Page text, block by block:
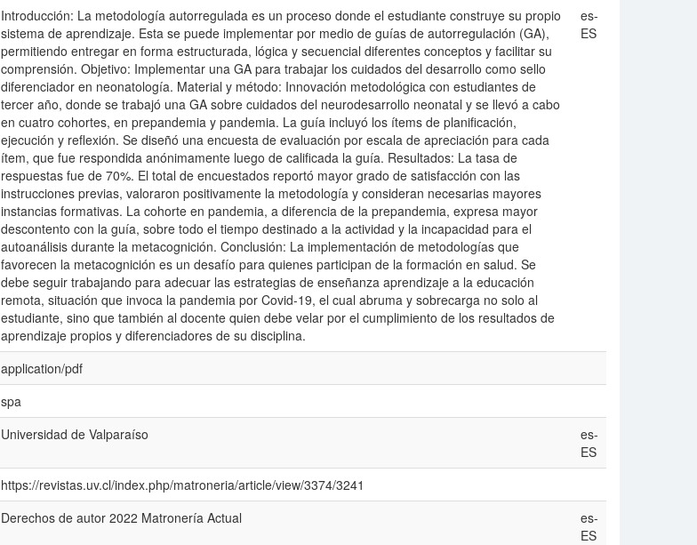
Introducción: La metodología autorregulada es un proceso donde el estudiante construye su propio
sistema de aprendizaje. Esta se puede implementar por medio de guías de autorregulación (GA),
permitiendo entregar en forma estructurada, lógica y secuencial diferentes conceptos y facilitar su
comprensión. Objetivo: Implementar una GA para trabajar los cuidados del desarrollo como sello
diferenciador en neonatología. Material y método: Innovación metodológica con estudiantes de
tercer año, donde se trabajó una GA sobre cuidados del neurodesarrollo neonatal y se llevó a cabo
en cuatro cohortes, en prepandemia y pandemia. La guía incluyó los ítems de planificación,
ejecución y reflexión. Se diseñó una encuesta de evaluación por escala de apreciación para cada
ítem, que fue respondida anónimamente luego de calificada la guía. Resultados: La tasa de
respuestas fue de 70%. El total de encuestados reportó mayor grado de satisfacción con las
instrucciones previas, valoraron positivamente la metodología y consideran necesarias mayores
instancias formativas. La cohorte en pandemia, a diferencia de la prepandemia, expresa mayor
descontento con la guía, sobre todo el tiempo destinado a la actividad y la incapacidad para el
autoanálisis durante la metacognición. Conclusión: La implementación de metodologías que
favorecen la metacognición es un desafío para quienes participan de la formación en salud. Se
debe seguir trabajando para adecuar las estrategias de enseñanza aprendizaje a la educación
remota, situación que invoca la pandemia por Covid-19, el cual abruma y sobrecarga no solo al
estudiante, sino que también al docente quien debe velar por el cumplimiento de los resultados de
aprendizaje propios y diferenciadores de su disciplina.
es-
ES
application/pdf
spa
Universidad de Valparaíso
es-
ES
https://revistas.uv.cl/index.php/matroneria/article/view/3374/3241
Derechos de autor 2022 Matronería Actual
es-
ES